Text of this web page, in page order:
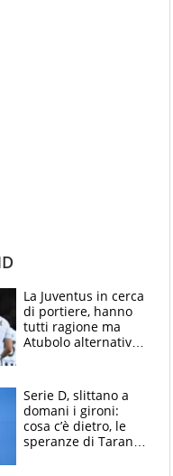
La Juventus in cerca
di portiere, hanno
tutti ragione ma
Atubolo alternativa
rimane Milinkovic-
Savic
Serie D, slittano a
domani i gironi:
cosa c’è dietro, le
speranze di Taranto